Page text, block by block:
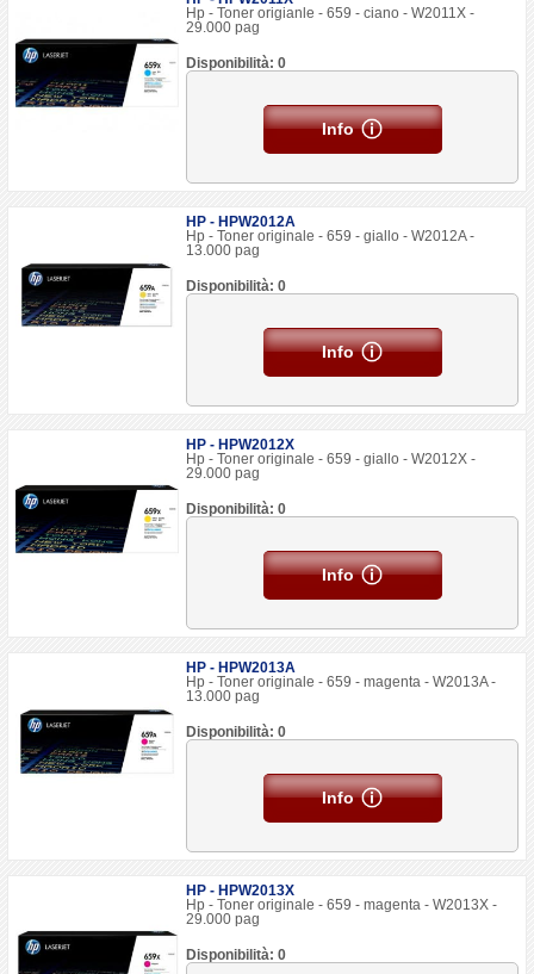
Hp - Toner origianle - 659 - ciano - W2011X -
29.000 pag
Disponibilità: 0
Info
HP - HPW2012A
Hp - Toner originale - 659 - giallo - W2012A -
13.000 pag
Disponibilità: 0
Info
HP - HPW2012X
Hp - Toner originale - 659 - giallo - W2012X -
29.000 pag
Disponibilità: 0
Info
HP - HPW2013A
Hp - Toner originale - 659 - magenta - W2013A -
13.000 pag
Disponibilità: 0
Info
HP - HPW2013X
Hp - Toner originale - 659 - magenta - W2013X -
29.000 pag
Disponibilità: 0